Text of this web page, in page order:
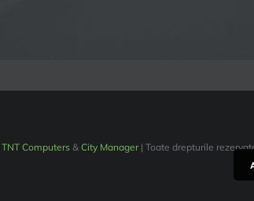
TNT Computers & City Manager| Toate drepturile